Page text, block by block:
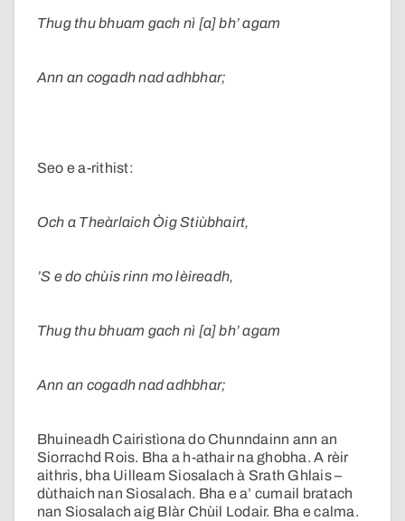
Thug thu bhuam gach nì [a] bh’ agam
Ann an cogadh nad adhbhar;
Seo e a-rithist:
Och a Theàrlaich Òig Stiùbhairt,
’S e do chùis rinn mo lèireadh,
Thug thu bhuam gach nì [a] bh’ agam
Ann an cogadh nad adhbhar;
Bhuineadh Cairistìona do Chunndainn ann an
Siorrachd Rois. Bha a h-athair na ghobha. A rèir
aithris, bha Uilleam Siosalach à Srath Ghlais –
dùthaich nan Siosalach. Bha e a’ cumail bratach
nan Siosalach aig Blàr Chùil Lodair. Bha e calma.